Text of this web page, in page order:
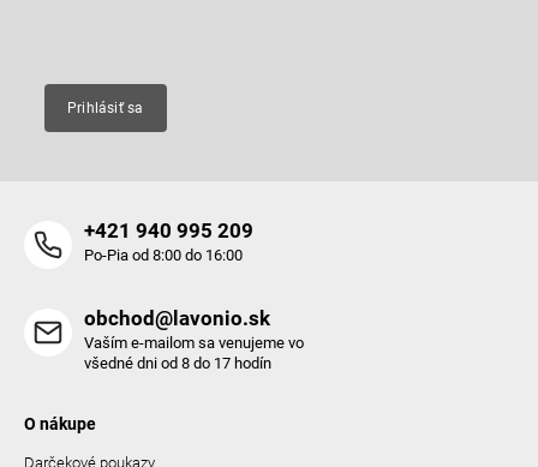
Prihlásiť sa
+421 940 995 209
Po-Pia od 8:00 do 16:00
obchod@lavonio.sk
Vaším e-mailom sa venujeme vo
všedné dni od 8 do 17 hodín
O nákupe
Darčekové poukazy